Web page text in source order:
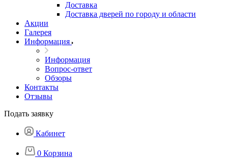
Доставка
Доставка дверей по городу и области
Акции
Галерея
Информация
Информация
Вопрос-ответ
Обзоры
Контакты
Отзывы
Подать заявку
Кабинет
0 Корзина